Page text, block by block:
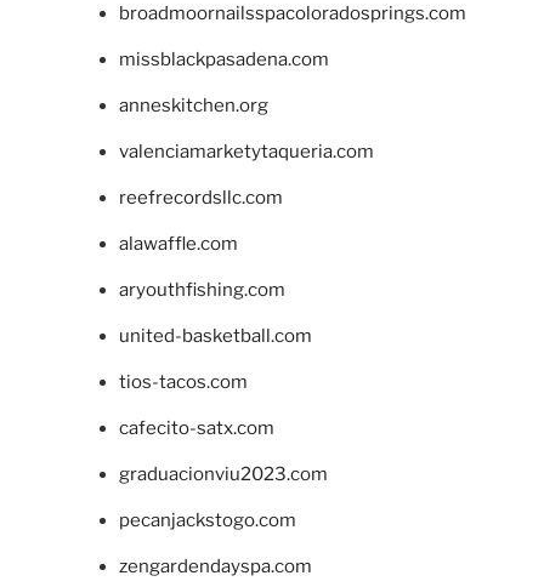
broadmoornailsspacoloradosprings.com
missblackpasadena.com
anneskitchen.org
valenciamarketytaqueria.com
reefrecordsllc.com
alawaffle.com
aryouthfishing.com
united-basketball.com
tios-tacos.com
cafecito-satx.com
graduacionviu2023.com
pecanjackstogo.com
zengardendayspa.com